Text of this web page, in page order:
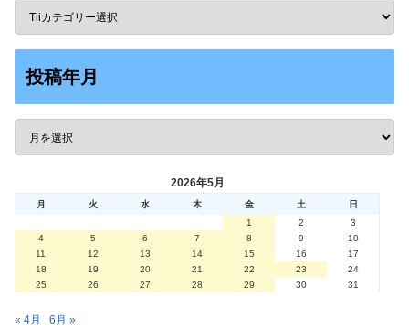
投稿年月
2026年5月
月 火 水 木 金 土
日
1
2
3
4
5 6 7 8 9
10
11
12 13 14 15 16
17
18
19 20 21 22 23
24
25
26 27 28 29 30 31
« 4月 6月 »